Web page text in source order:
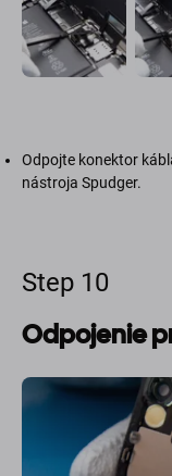
Odpojte konektor
nástroja Spudger.
Step 10
Odpojenie